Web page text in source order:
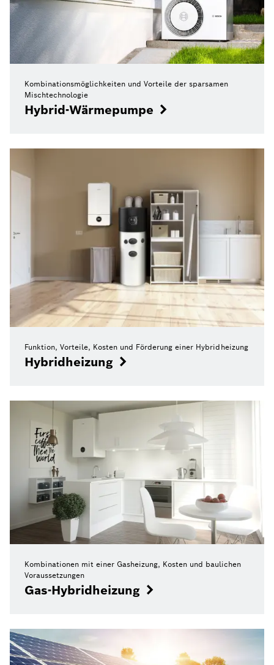
Kombinationsmöglichkeiten und Vorteile der sparsamen
Mischtechnologie
Hybrid-Wärmepumpe
Funktion, Vorteile, Kosten und Förderung einer Hybridheizung
Hybridheizung
Kombinationen mit einer Gasheizung, Kosten und baulichen
Voraussetzungen
Gas-Hybridheizung